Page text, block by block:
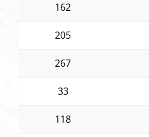
162
205
267
33
118